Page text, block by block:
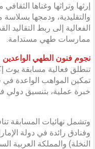
إرثها وتراثها وغناها
والتقليدية، ودمجها
الفعالية إلى ربط التقاليد
ممارسات طهي مستدامة.
نجوم فنون الطهي الواعدين
تنطلق فعالية مسابقة
تمكين المواهب الواعدة
خبرة عملية، بتنسيق دولي
وتشمل نهائيات المسابقة
وفنادق رائدة في دولة
النخلة) والمملكة العربية